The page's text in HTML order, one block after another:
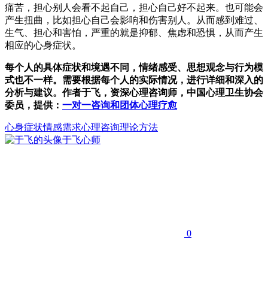
痛苦，担心别人会看不起自己，担心自己好不起来。也可能会
产生扭曲，比如担心自己会影响和伤害别人。从而感到难过、
生气、担心和害怕，严重的就是抑郁、焦虑和恐惧，从而产生
相应的心身症状。
每个人的具体症状和境遇不同，情绪感受、思想观念与行为模
式也不一样。需要根据每个人的实际情况，进行详细和深入的
分析与建议。作者于飞，资深心理咨询师，中国心理卫生协会
委员，提供： 一对一咨询和团体心理疗愈
心身症状情感需求心理咨询理论方法
于飞心师
0